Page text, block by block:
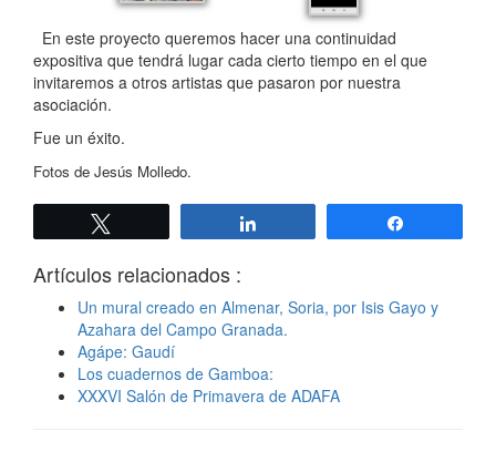
En este proyecto queremos hacer una continuidad
expositiva que tendrá lugar cada cierto tiempo en el que
invitaremos a otros artistas que pasaron por nuestra
asociación.
Fue un éxito.
Fotos de Jesús Molledo.
Artículos relacionados :
Un mural creado en Almenar, Soria, por Isis Gayo y
Azahara del Campo Granada.
Agápe: Gaudí
Los cuadernos de Gamboa:
XXXVI Salón de Primavera de ADAFA